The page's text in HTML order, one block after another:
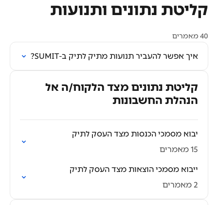
קליטת נתונים ותנועות
40 מאמרים
איך אפשר להעביר תנועות מתיק לתיק ב-SUMIT?
קליטת נתונים מצד הלקוח/ה אל
הנהלת החשבונות
יבוא מסמכי הכנסות מצד העסק לתיק
15 מאמרים
ייבוא מסמכי הוצאות מצד העסק לתיק
2 מאמרים